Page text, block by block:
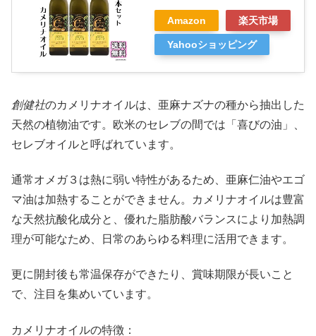
Amazon 楽天市場
Yahooショッピング
創健社のカメリナオイルは、亜麻ナズナの種から抽出した
天然の植物油です。欧米のセレブの間では「喜びの油」、
セレブオイルと呼ばれています。
通常オメガ３は熱に弱い特性があるため、亜麻仁油やエゴ
マ油は加熱することができません。カメリナオイルは豊富
な天然抗酸化成分と、優れた脂肪酸バランスにより加熱調
理が可能なため、日常のあらゆる料理に活用できます。
更に開封後も常温保存ができたり、賞味期限が長いこと
で、注目を集めいています。
カメリナオイルの特徴：